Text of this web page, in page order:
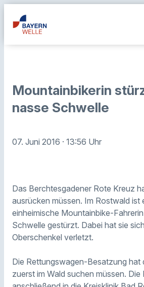
Mountainbikerin
nasse Schwelle
07. Juni 2016 · 13:56 Uhr
Das Berchtesgadener Rote Kreuz
ausrücken müssen. Im Rostwald ist
einheimische Mountainbike-
Schwelle gestürzt. Dabei hat sie
Oberschenkel verletzt.
Die Rettungswagen-Besatzung hat
zuerst im Wald suchen müssen. Die